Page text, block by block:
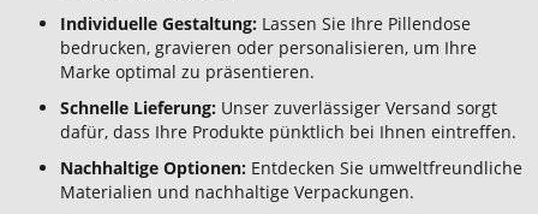
Individuelle Gestaltung: Lassen Sie Ihre Pillendose
bedrucken, gravieren oder personalisieren, um Ihre
Marke optimal zu präsentieren.
Schnelle Lieferung: Unser zuverlässiger Versand sorgt
dafür, dass Ihre Produkte pünktlich bei Ihnen eintreffen.
Nachhaltige Optionen: Entdecken Sie umweltfreundliche
Materialien und nachhaltige Verpackungen.